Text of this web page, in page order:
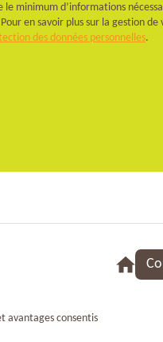
minimum d’informations
en savoir plus sur la gestion de
des données personnelles.
avantages consentis